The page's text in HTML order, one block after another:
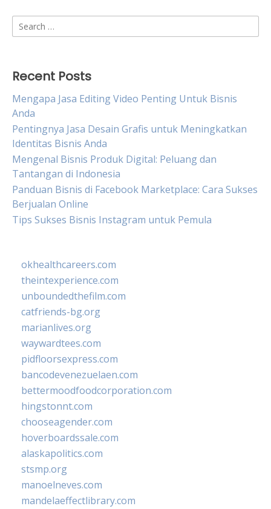
Search
for:
Recent Posts
Mengapa Jasa Editing Video Penting Untuk Bisnis
Anda
Pentingnya Jasa Desain Grafis untuk Meningkatkan
Identitas Bisnis Anda
Mengenal Bisnis Produk Digital: Peluang dan
Tantangan di Indonesia
Panduan Bisnis di Facebook Marketplace: Cara Sukses
Berjualan Online
Tips Sukses Bisnis Instagram untuk Pemula
okhealthcareers.com
theintexperience.com
unboundedthefilm.com
catfriends-bg.org
marianlives.org
waywardtees.com
pidfloorsexpress.com
bancodevenezuelaen.com
bettermoodfoodcorporation.com
hingstonnt.com
chooseagender.com
hoverboardssale.com
alaskapolitics.com
stsmp.org
manoelneves.com
mandelaeffectlibrary.com